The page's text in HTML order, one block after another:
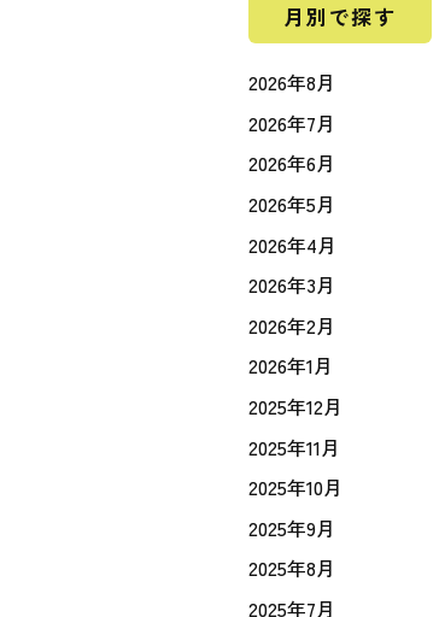
月別で探す
2026年8月
2026年7月
2026年6月
2026年5月
2026年4月
2026年3月
2026年2月
2026年1月
2025年12月
2025年11月
2025年10月
2025年9月
2025年8月
2025年7月